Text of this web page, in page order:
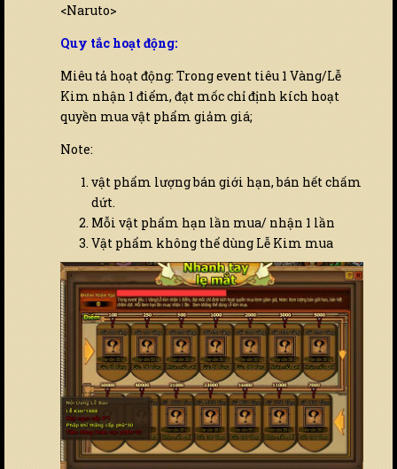
<Naruto>
Quy tắc hoạt động:
Miêu tả hoạt động: Trong event tiêu 1 Vàng/Lễ
Kim nhận 1 điểm, đạt mốc chỉ định kích hoạt
quyền mua vật phẩm giảm giá;
Note:
vật phẩm lượng bán giới hạn, bán hết chấm
dứt.
Mỗi vật phẩm hạn lần mua/ nhận 1 lần
Vật phẩm không thể dùng Lễ Kim mua